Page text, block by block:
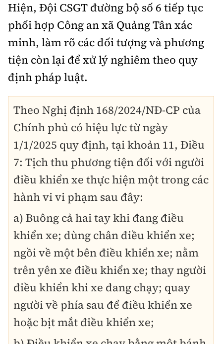
Hiện, Đội CSGT đường bộ số 6 tiếp tục
phối hợp Công an xã Quảng Tân xác
minh, làm rõ các đối tượng và phương
tiện còn lại để xử lý nghiêm theo quy
định pháp luật.
Theo Nghị định 168/2024/NĐ-CP của
Chính phủ có hiệu lực từ ngày
1/1/2025 quy định, tại khoản 11, Điều
7: Tịch thu phương tiện đối với người
điều khiển xe thực hiện một trong các
hành vi vi phạm sau đây:
a) Buông cả hai tay khi đang điều
khiển xe; dùng chân điều khiển xe;
ngồi về một bên điều khiển xe; nằm
trên yên xe điều khiển xe; thay người
điều khiển khi xe đang chạy; quay
người về phía sau để điều khiển xe
hoặc bịt mắt điều khiển xe;